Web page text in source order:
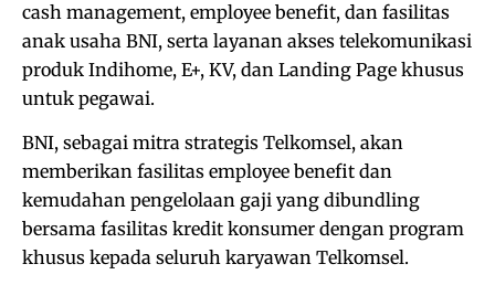
cash management, employee benefit, dan fasilitas
anak usaha BNI, serta layanan akses telekomunikasi
produk Indihome, E+, KV, dan Landing Page khusus
untuk pegawai.
BNI, sebagai mitra strategis Telkomsel, akan
memberikan fasilitas employee benefit dan
kemudahan pengelolaan gaji yang dibundling
bersama fasilitas kredit konsumer dengan program
khusus kepada seluruh karyawan Telkomsel.